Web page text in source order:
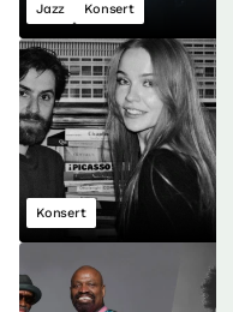
Jazz Konsert
Konsert